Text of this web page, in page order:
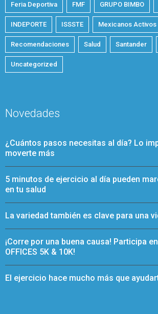
Feria Deportiva FMF GRUPO BIMBO
INDEPORTE ISSSTE Mexicanos Activos
Recomendaciones Salud Santander
Uncategorized
Novedades
¿Cuántos pasos necesitas al día? Lo
moverte más
5 minutos de ejercicio al día pueden
en tu salud
La variedad también es clave para una
¡Corre por una buena causa! Participa
OFFICES 5K & 10K!
El ejercicio hace mucho más que